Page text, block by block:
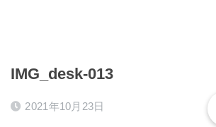
IMG_desk-013
2021年10月23日